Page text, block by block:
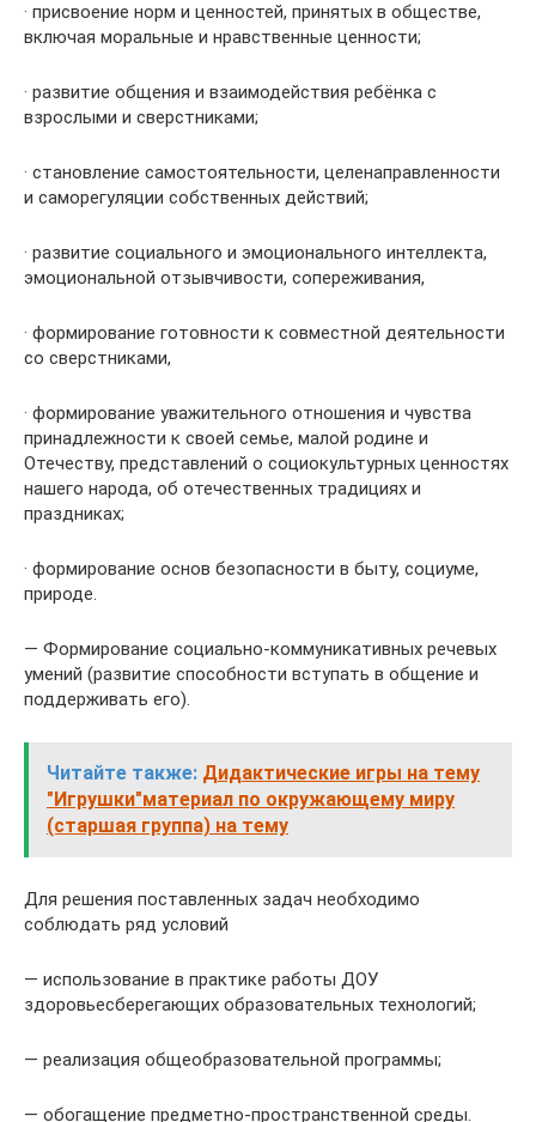
· присвоение норм и ценностей, принятых в обществе,
включая моральные и нравственные ценности;
· развитие общения и взаимодействия ребёнка с
взрослыми и сверстниками;
· становление самостоятельности, целенаправленности
и саморегуляции собственных действий;
· развитие социального и эмоционального интеллекта,
эмоциональной отзывчивости, сопереживания,
· формирование готовности к совместной деятельности
со сверстниками,
· формирование уважительного отношения и чувства
принадлежности к своей семье, малой родине и
Отечеству, представлений о социокультурных ценностях
нашего народа, об отечественных традициях и
праздниках;
· формирование основ безопасности в быту, социуме,
природе.
— Формирование социально-коммуникативных речевых
умений (развитие способности вступать в общение и
поддерживать его).
Читайте также: Дидактические игры на тему
"Игрушки"материал по окружающему миру
(старшая группа) на тему
Для решения поставленных задач необходимо
соблюдать ряд условий
— использование в практике работы ДОУ
здоровьесберегающих образовательных технологий;
— реализация общеобразовательной программы;
— обогащение предметно-пространственной среды.